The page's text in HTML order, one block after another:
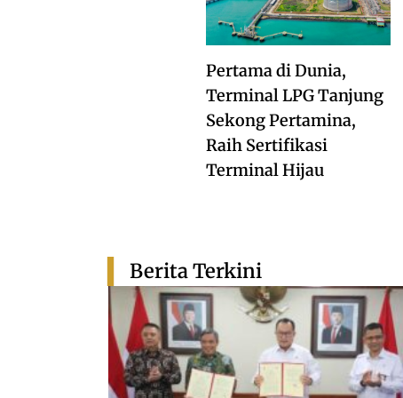
Pertama di Dunia,
Terminal LPG Tanjung
Sekong Pertamina,
Raih Sertifikasi
Terminal Hijau
Berita Terkini